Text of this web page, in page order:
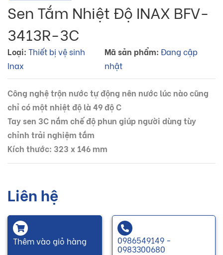
Sen Tắm Nhiệt Độ INAX BFV-
3413R-3C
Loại: Thiết bị vệ sinh
Inax
Mã sản phẩm: Đang cập
nhật
Công nghệ trộn nước tự động nên nước lúc nào cũng
chỉ có một nhiệt độ là 49 độ C
Tay sen 3C nắm chế độ phun giúp người dùng tùy
chỉnh trải nghiệm tắm
Kích thước: 323 x 146 mm
Liên hệ
Thêm vào giỏ hàng 0986549149 -
0983300680